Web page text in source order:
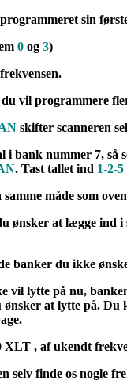
sin
0og 3)
du vil programmere
skifter scanneren
i bank nummer 7, så
. Tast tallet ind 1-2-5
måde som
ønsker at lægge ind
banker du ikke
vil lytte på nu,
ønsker at lytte på. Du
XLT , afukendt
selv finde os nogle